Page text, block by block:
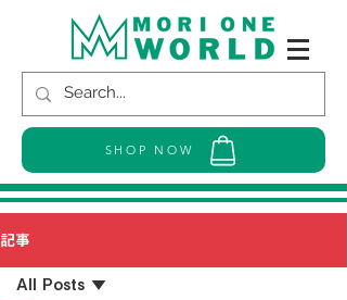
SHOP NOW
記事
All Posts